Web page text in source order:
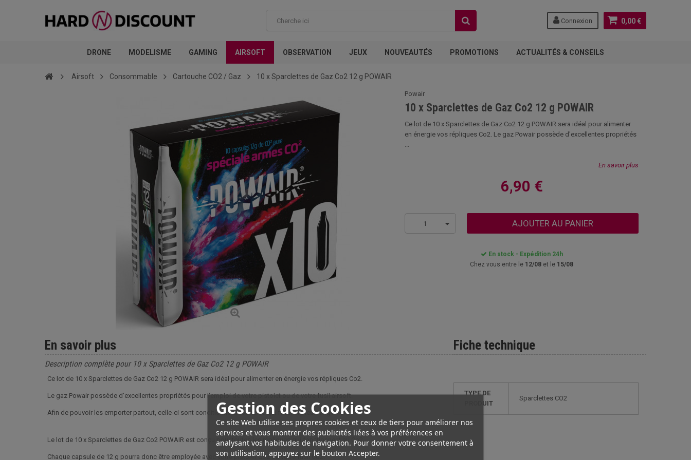
0,00 €
Connexion
DRONE MODELISME GAMING AIRSOFT OBSERVATION JEUX NOUVEAUTÉS PROMOTIONS ACTUALITÉS & CONSEILS
Gestion des Cookies
Ce site Web utilise ses propres cookies et ceux de tiers pour améliorer nos
services et vous montrer des publicités liées à vos préférences en
analysant vos habitudes de navigation. Pour donner votre consentement à
son utilisation, appuyez sur le bouton Accepter.
Airsoft Consommable Cartouche CO2 / Gaz 10 x Sparclettes de Gaz Co2 12 g POWAIR
Powair
10 x Sparclettes de Gaz Co2 12 g POWAIR
Ce lot de 10 x Sparclettes de Gaz Co2 12 g POWAIR sera idéal pour alimenter
en énergie vos répliques Co2. Le gaz Powair possède d'excellentes propriétés
...
En savoir plus
6,90 €
1 AJOUTER AU PANIER
En stock - Expédition 24h
Chez vous entre le 12/08 et le 15/08
Fiche technique
TYPE DE
PRODUIT
Sparclettes CO2
En savoir plus
Description complète pour 10 x Sparclettes de Gaz Co2 12 g POWAIR
Ce lot de 10 x Sparclettes de Gaz Co2 12 g POWAIR sera idéal pour alimenter en énergie vos répliques Co2.
Le gaz Powair possède d'excellentes propriétés pour l'emploi de votre pistolet ou de votre fusil airsoft.
Afin de pouvoir les emporter partout, celle-ci sont conditionné en boîte ce qui facilitera leur rangement.
Le lot de 10 x Sparclettes de Gaz Co2 POWAIR est conçu pour toutes les répliques qui fonctionnent au Co2.
Chaque capsule de 12 g pourra donc être employée avec votre pistolet Co2 ou votre fusil Co2.